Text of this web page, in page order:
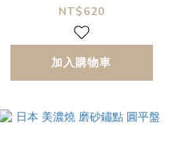
NT$620
加入購物車